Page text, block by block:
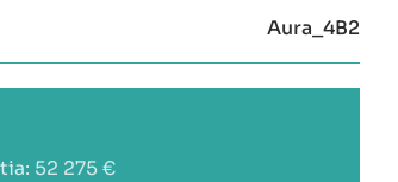
Aura_4B2
52 275 €